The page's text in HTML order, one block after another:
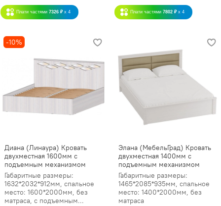
Плати частями 7326 ₽ x 4 Плати частями 7802 ₽ x 4
-10%
Диана (Линаура) Кровать
двухместная 1600мм с
подъемным механизмом
Габаритные размеры:
1632*2032*912мм, спальное
место: 1600*2000мм, без
матраса, с подъемным...
Элана (МебельГрад) Кровать
двухместная 1400мм с
подъемным механизмом
Габаритные размеры:
1465*2085*935мм, спальное
место: 1400*2000мм, без
матраса